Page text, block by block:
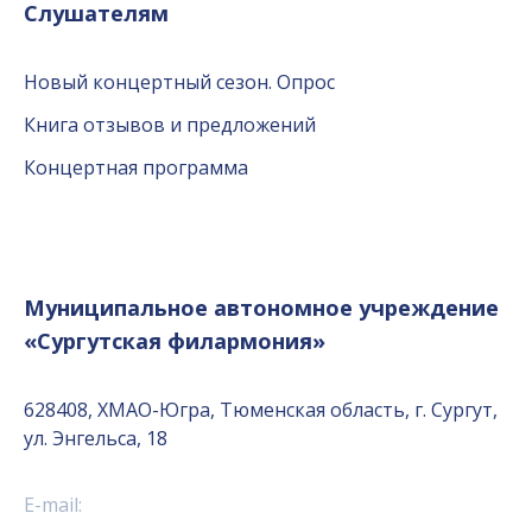
Слушателям
Новый концертный сезон. Опрос
Книга отзывов и предложений
Концертная программа
Муниципальное автономное учреждение
«Сургутская филармония»
628408, ХМАО-Югра, Тюменская область, г. Сургут,
ул. Энгельса, 18
E-mail: